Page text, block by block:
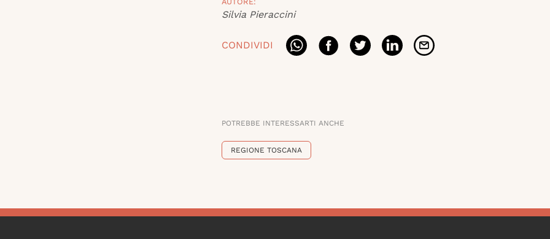
Silvia Pieraccini
CONDIVIDI
POTREBBE INTERESSARTI ANCHE
REGIONE TOSCANA